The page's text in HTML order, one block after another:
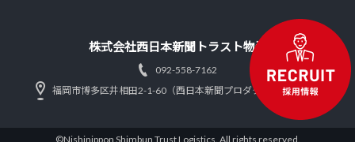
株式会社西日本新聞トラスト物流
092-558-7162
福岡市博多区井相田2-1-60（西日本新聞プロダクツ本社内1F）
©Nishinippon Shimbun Trust Logistics. All rights reserved.